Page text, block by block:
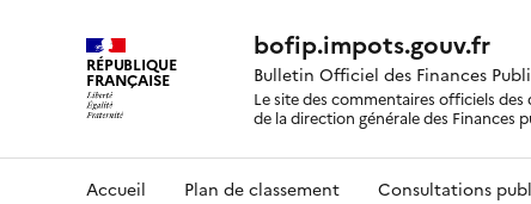
RÉPUBLIQUE
FRANÇAISE
bofip.impots.gouv.fr
Bulletin Officiel des Finances
Le site des commentaires officiels des
de la direction générale des Finances
Accueil Plan de classement Consultations